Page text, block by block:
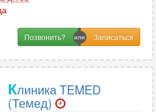
70
6
Позвонить?
Клиника TEMED
(Темед)